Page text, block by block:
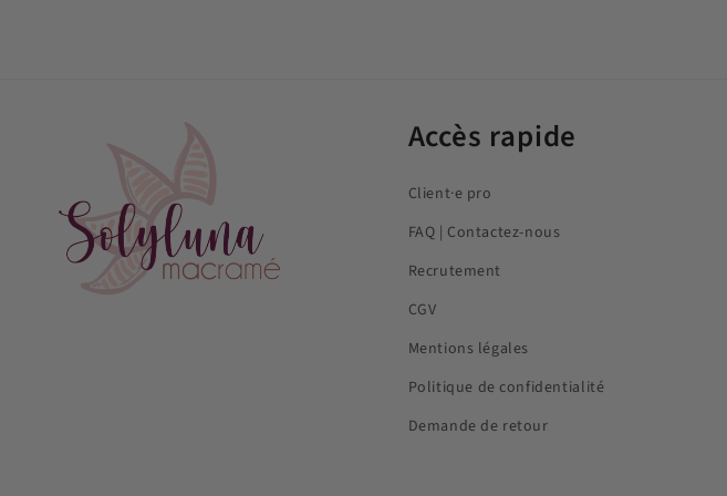
Accès rapide
Client·e pro
FAQ | Contactez-nous
Recrutement
CGV
Mentions légales
Politique de confidentialité
Demande de retour